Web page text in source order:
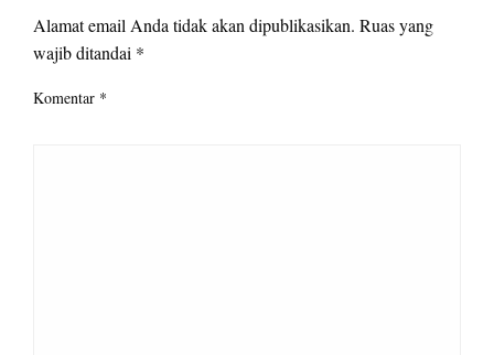
Alamat email Anda tidak akan dipublikasikan. Ruas yang
wajib ditandai *
Komentar *